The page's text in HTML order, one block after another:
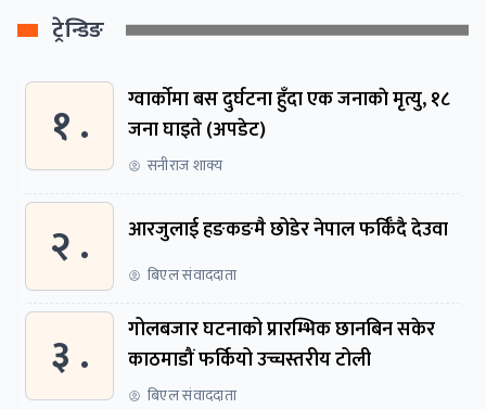
ट्रेन्डिङ
१ .
ग्वार्काेमा बस दुर्घटना हुँदा एक जनाकाे मृत्यु, १८
जना घाइते (अपडेट)
सनीराज शाक्य
२ . आरजुलाई हङकङमै छोडेर नेपाल फर्किँदै देउवा
बिएल संवाददाता
३ .
गोलबजार घटनाको प्रारम्भिक छानबिन सकेर
काठमाडौं फर्कियो उच्चस्तरीय टोली
बिएल संवाददाता